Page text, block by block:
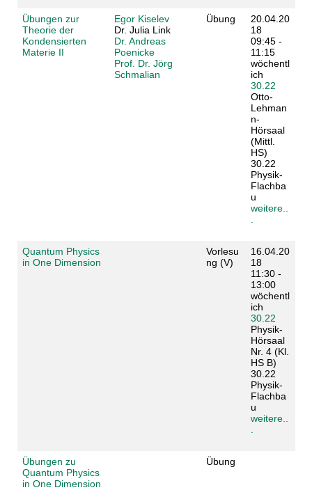
Übungen zur
Theorie der
Kondensierten
Materie II
Egor Kiselev
Dr. Julia Link
Dr. Andreas
Poenicke
Prof. Dr. Jörg
Schmalian
Übung
20.04.20
18
09:45 -
11:15
wöchentl
ich
30.22
Otto-
Lehman
n-
Hörsaal
(Mittl.
HS)
30.22
Physik-
Flachba
u
weitere..
Quantum Physics
in One Dimension
Vorlesu
ng (V)
16.04.20
18
11:30 -
13:00
wöchentl
ich
30.22
Physik-
Hörsaal
Nr. 4 (Kl.
HS B)
30.22
Physik-
Flachba
u
weitere..
Übungen zu
Quantum Physics
in One Dimension
Übung